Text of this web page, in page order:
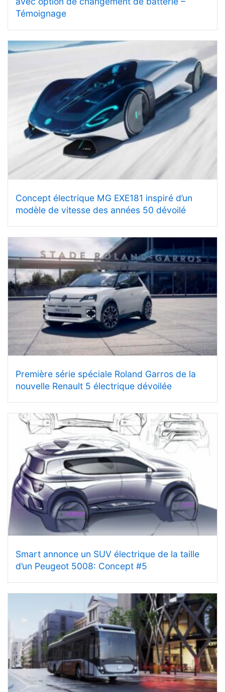
Témoignage
Concept électrique MG EXE181 inspiré d’un
modèle de vitesse des années 50 dévoilé
Première série spéciale Roland Garros de la
nouvelle Renault 5 électrique dévoilée
Smart annonce un SUV électrique de la taille
d’un Peugeot 5008: Concept #5